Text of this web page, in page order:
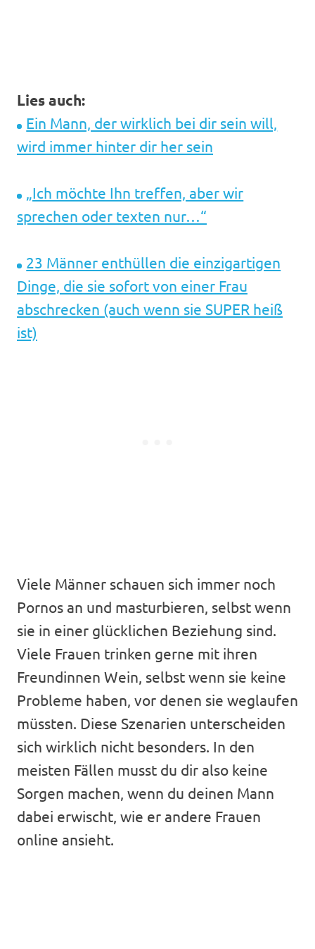
Lies auch:
Ein Mann, der wirklich bei dir sein will,
wird immer hinter dir her sein
„Ich möchte Ihn treffen, aber wir
sprechen oder texten nur…“
23 Männer enthüllen die einzigartigen
Dinge, die sie sofort von einer Frau
abschrecken (auch wenn sie SUPER heiß
ist)
Viele Männer schauen sich immer noch
Pornos an und masturbieren, selbst wenn
sie in einer glücklichen Beziehung sind.
Viele Frauen trinken gerne mit ihren
Freundinnen Wein, selbst wenn sie keine
Probleme haben, vor denen sie weglaufen
müssten. Diese Szenarien unterscheiden
sich wirklich nicht besonders. In den
meisten Fällen musst du dir also keine
Sorgen machen, wenn du deinen Mann
dabei erwischt, wie er andere Frauen
online ansieht.